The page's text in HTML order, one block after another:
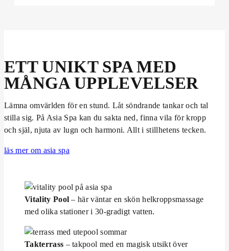
ETT UNIKT SPA MED
MÅNGA UPPLEVELSER
Lämna omvärlden för en stund. Låt söndrande tankar och tal
stilla sig. På Asia Spa kan du sakta ned, finna vila för kropp
och själ, njuta av lugn och harmoni. Allt i stillhetens tecken.
läs mer om asia spa
Vitality Pool – här väntar en skön helkroppsmassage
med olika stationer i 30-gradigt vatten.
Takterrass – takpool med en magisk utsikt över